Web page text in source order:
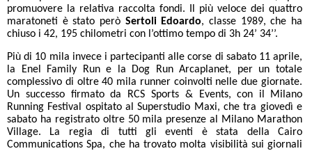
promuovere la relativa raccolta fondi. Il più veloce dei quattro
maratoneti è stato però Sertoli Edoardo, classe 1989, che ha
chiuso i 42, 195 chilometri con l’ottimo tempo di 3h 24’ 34’’.
Più di 10 mila invece i partecipanti alle corse di sabato 11 aprile,
la Enel Family Run e la Dog Run Arcaplanet, per un totale
complessivo di oltre 40 mila runner coinvolti nelle due giornate.
Un successo firmato da RCS Sports & Events, con il
Milano
Running Festival ospitato al Superstudio Maxi, che tra giovedì e
sabato ha registrato oltre 50 mila presenze al Milano Marathon
Village. La regia di tutti gli eventi è stata della Cairo
Communications Spa, che ha trovato molta visibilità sui giornali